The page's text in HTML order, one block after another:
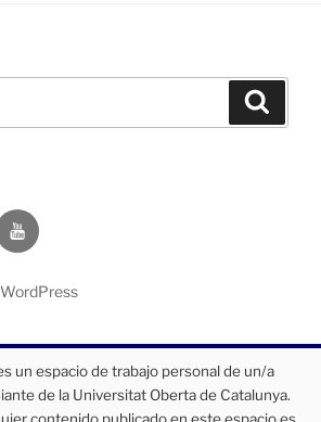
Youtube
UOC
un espacio de trabajo personal de un/a
de la Universitat Oberta de Catalunya.
contenido publicado en este espacio es